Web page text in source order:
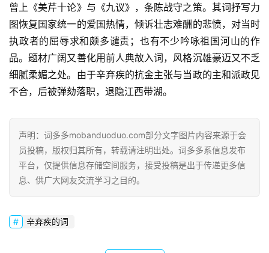
经
典
歌
词
古
诗
词
常
用
贺
登录
曾上《美芹十论》与《九议》，条陈战守之策。其词抒写力
图恢复国家统一的爱国热情，倾诉壮志难酬的悲愤，对当时
执政者的屈辱求和颇多谴责；也有不少吟咏祖国河山的作
品。题材广阔又善化用前人典故入词，风格沉雄豪迈又不乏
细腻柔媚之处。由于辛弃疾的抗金主张与当政的主和派政见
不合，后被弹劾落职，退隐江西带湖。
声明：词多多mobanduoduo.com部分文字图片内容来源于会
员投稿，版权归其所有，转载请注明出处。词多多系信息发布
平台，仅提供信息存储空间服务，接受投稿是出于传递更多信
息、供广大网友交流学习之目的。
辛弃疾的词